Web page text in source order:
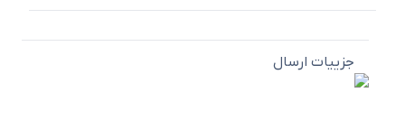
جزییات ارسال